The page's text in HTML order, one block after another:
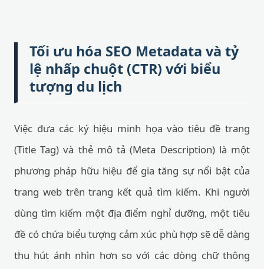
Tối ưu hóa SEO Metadata và tỷ
lệ nhấp chuột (CTR) với biểu
tượng du lịch
Việc đưa các ký hiệu minh họa vào tiêu đề trang
(Title Tag) và thẻ mô tả (Meta Description) là một
phương pháp hữu hiệu để gia tăng sự nổi bật của
trang web trên trang kết quả tìm kiếm. Khi người
dùng tìm kiếm một địa điểm nghỉ dưỡng, một tiêu
đề có chứa biểu tượng cảm xúc phù hợp sẽ dễ dàng
thu hút ánh nhìn hơn so với các dòng chữ thông